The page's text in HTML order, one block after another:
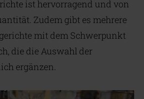
ist hervorragend und von
Zudem gibt es mehrere
mit dem Schwerpunkt
die die Auswahl der
ergänzen.